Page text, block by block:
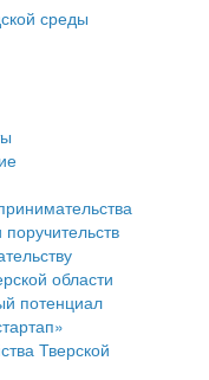
округа
учтенных
малого и
малого и
среды
области
потенциал
Тверской